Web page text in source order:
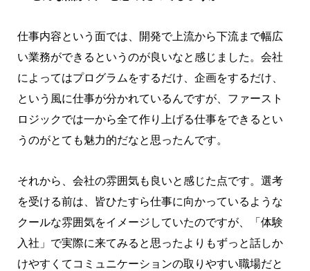
仕事内容という面では、開発で上流から下流まで幅広
い業務ができるというのが良いなと感じました。会社
によってはプログラムをするだけ、企画をするだけ、
という風に仕事が分かれているんですが、ファースト
ロジックでは一から全て作り上げる仕事をできるとい
うのがとても魅力的だなと思ったんです。
それから、会社の雰囲気も良いと感じた点です。選考
を受ける前は、皆ひたすら仕事に向かっているような
クールな雰囲気をイメージしていたのですが、「体験
入社」で実際に来てみると思ったよりもずっと話しか
けやすくてコミュニケーションの取りやすい職場だと